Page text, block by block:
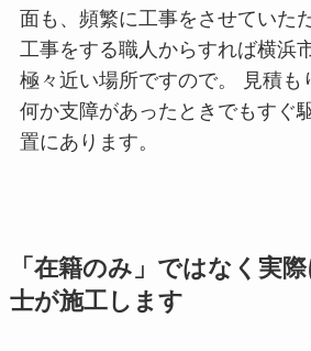
面も、頻繁に工事をさせていた
工事をする職人からすれば横浜
極々近い場所ですので。 見積も
何か支障があったときでもすぐ
置にあります。
「在籍のみ」ではなく実
士が施工します